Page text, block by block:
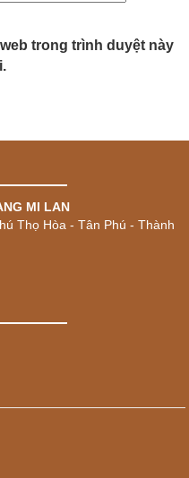
trong trình duyệt này
MI LAN
Thọ Hòa - Tân Phú - Thành